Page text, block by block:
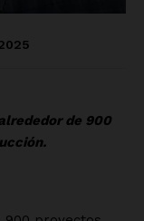
de 900